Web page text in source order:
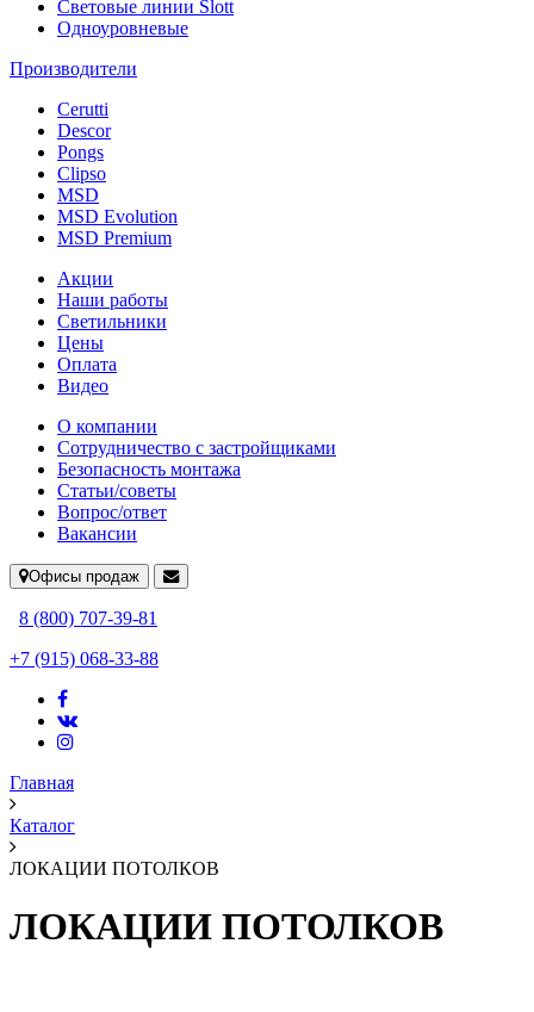
Световые линии Slott
Одноуровневые
Производители
Cerutti
Descor
Pongs
Clipso
MSD
MSD Evolution
MSD Premium
Акции
Наши работы
Светильники
Цены
Оплата
Видео
О компании
Сотрудничество с застройщиками
Безопасность монтажа
Статьи/советы
Вопрос/ответ
Вакансии
Офисы продаж
8 (800) 707-39-81
+7 (915) 068-33-88
Главная
Каталог
ЛОКАЦИИ ПОТОЛКОВ
ЛОКАЦИИ ПОТОЛКОВ